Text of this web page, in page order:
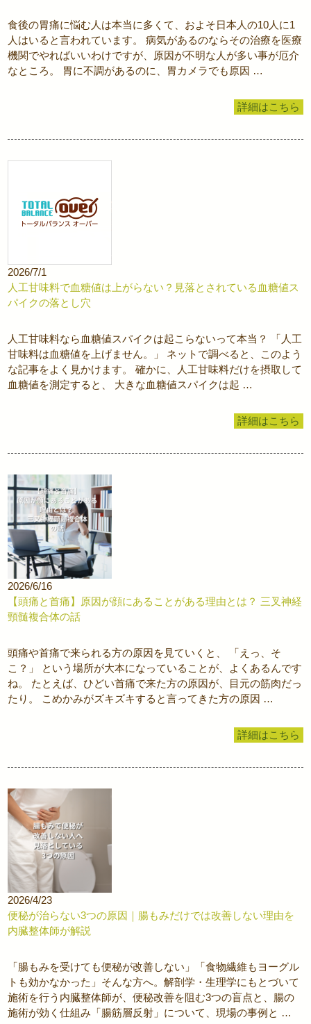
食後の胃痛に悩む人は本当に多くて、およそ日本人の10人に1
人はいると言われています。 病気があるのならその治療を医療
機関でやればいいわけですが、原因が不明な人が多い事が厄介
なところ。 胃に不調があるのに、胃カメラでも原因 …
詳細はこちら
2026/7/1
人工甘味料で血糖値は上がらない？見落とされている血糖値ス
パイクの落とし穴
人工甘味料なら血糖値スパイクは起こらないって本当？ 「人工
甘味料は血糖値を上げません。」 ネットで調べると、このよう
な記事をよく見かけます。 確かに、人工甘味料だけを摂取して
血糖値を測定すると、 大きな血糖値スパイクは起 …
詳細はこちら
2026/6/16
【頭痛と首痛】原因が顔にあることがある理由とは？ 三叉神経
頸髄複合体の話
頭痛や首痛で来られる方の原因を見ていくと、 「えっ、そ
こ？」 という場所が大本になっていることが、よくあるんです
ね。 たとえば、ひどい首痛で来た方の原因が、目元の筋肉だっ
たり。 こめかみがズキズキすると言ってきた方の原因 …
詳細はこちら
2026/4/23
便秘が治らない3つの原因｜腸もみだけでは改善しない理由を
内臓整体師が解説
「腸もみを受けても便秘が改善しない」「食物繊維もヨーグル
トも効かなかった」そんな方へ。解剖学・生理学にもとづいて
施術を行う内臓整体師が、便秘改善を阻む3つの盲点と、腸の
施術が効く仕組み「腸筋層反射」について、現場の事例と …